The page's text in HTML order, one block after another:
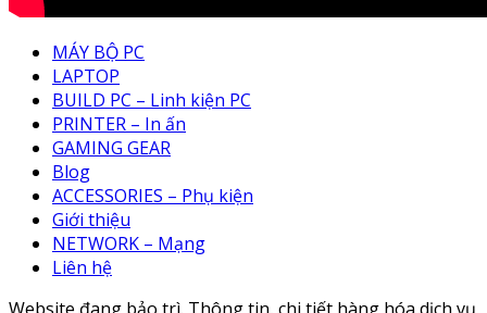
MÁY BỘ PC
LAPTOP
BUILD PC – Linh kiện PC
PRINTER – In ấn
GAMING GEAR
Blog
ACCESSORIES – Phụ kiện
Giới thiệu
NETWORK – Mạng
Liên hệ